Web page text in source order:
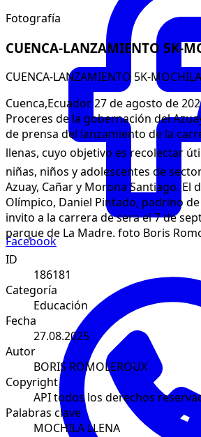
Facebook
Fotografía
CUENCA-LANZAMIENTO 5K-
CUENCA-LANZAMIENTO 5K-
Cuenca,Ecuador 27 de agosto de
Proceres de la gobernación del
de prensa del lanzamiento de la
llenas, cuyo objetivo es recolectar
niñas, niños y adolescentes de
Azuay, Cañar y Morona Santiago. El
Olímpico, Daniel Pintado, padrino
invito a la carrera de sera el 7 de
parque de La Madre. foto Boris
ID
186181
Categoría
Educación
Fecha
27.08.2025
Autor
BORIS ROMOLEROUX
Copyright
API todos los derechos
Palabras clave
MOCHILA LLENA